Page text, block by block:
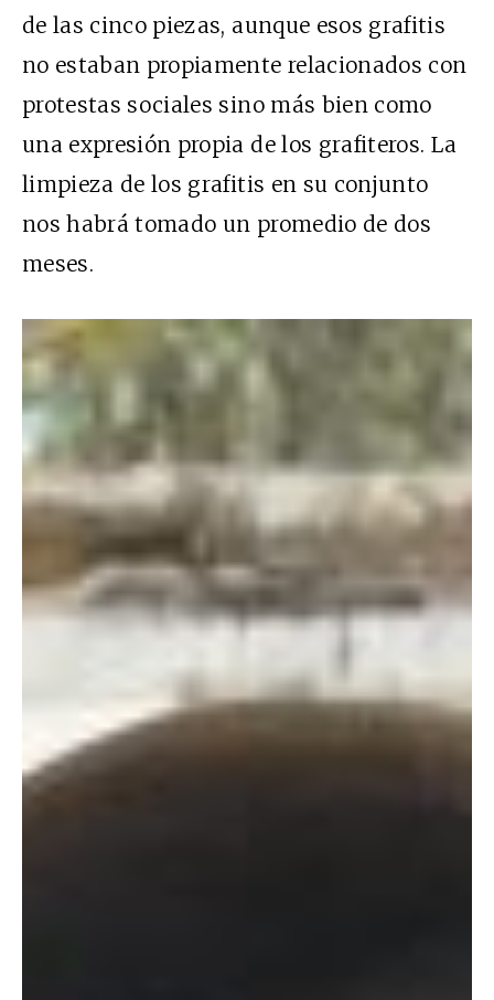
de las cinco piezas, aunque esos grafitis
no estaban propiamente relacionados con
protestas sociales sino más bien como
una expresión propia de los grafiteros. La
limpieza de los grafitis en su conjunto
nos habrá tomado un promedio de dos
meses.